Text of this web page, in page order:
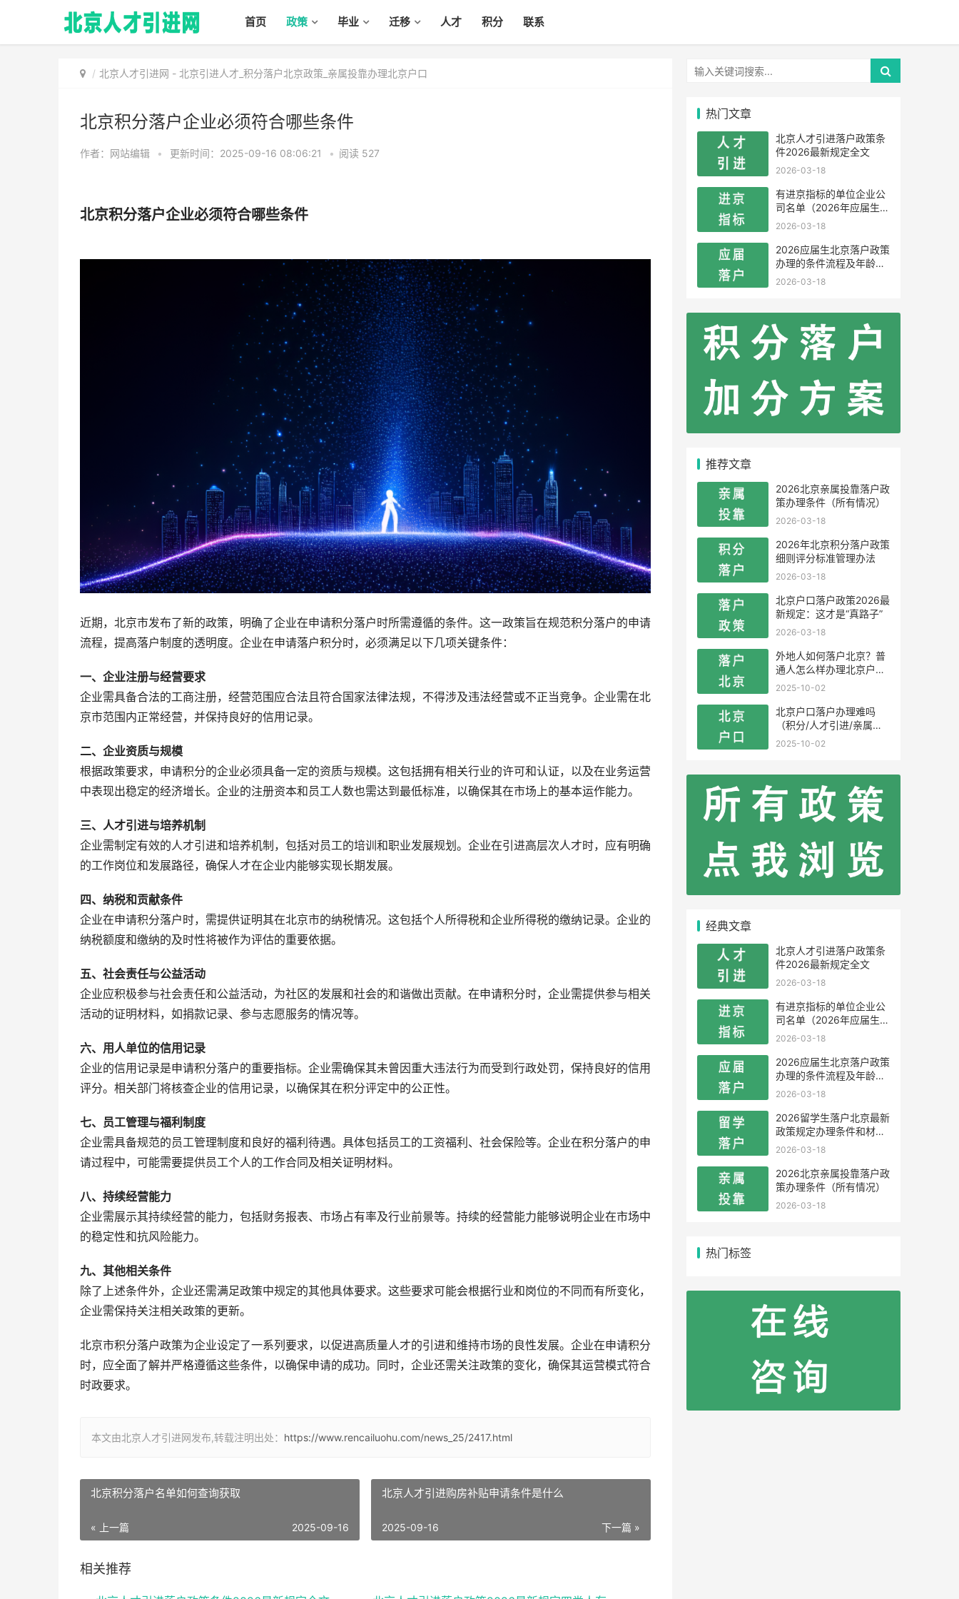
首页 政策 毕业 迁移 人才 积分 联系
北京人才引进网 - 北京引进人才_积分落户北京政策_亲属投靠办理北京户口
北京积分落户企业必须符合哪些条件
作者：网站编辑 • 更新时间：2025-09-16 08:06:21 • 阅读 527
北京积分落户企业必须符合哪些条件
近期，北京市发布了新的政策，明确了企业在申请积分落户时所需遵循的条件。这一政策旨在规范积分落户的申请
流程，提高落户制度的透明度。企业在申请落户积分时，必须满足以下几项关键条件：
一、企业注册与经营要求
企业需具备合法的工商注册，经营范围应合法且符合国家法律法规，不得涉及违法经营或不正当竞争。企业需在北
京市范围内正常经营，并保持良好的信用记录。
二、企业资质与规模
根据政策要求，申请积分的企业必须具备一定的资质与规模。这包括拥有相关行业的许可和认证，以及在业务运营
中表现出稳定的经济增长。企业的注册资本和员工人数也需达到最低标准，以确保其在市场上的基本运作能力。
三、人才引进与培养机制
企业需制定有效的人才引进和培养机制，包括对员工的培训和职业发展规划。企业在引进高层次人才时，应有明确
的工作岗位和发展路径，确保人才在企业内能够实现长期发展。
四、纳税和贡献条件
企业在申请积分落户时，需提供证明其在北京市的纳税情况。这包括个人所得税和企业所得税的缴纳记录。企业的
纳税额度和缴纳的及时性将被作为评估的重要依据。
五、社会责任与公益活动
企业应积极参与社会责任和公益活动，为社区的发展和社会的和谐做出贡献。在申请积分时，企业需提供参与相关
活动的证明材料，如捐款记录、参与志愿服务的情况等。
六、用人单位的信用记录
企业的信用记录是申请积分落户的重要指标。企业需确保其未曾因重大违法行为而受到行政处罚，保持良好的信用
评分。相关部门将核查企业的信用记录，以确保其在积分评定中的公正性。
七、员工管理与福利制度
企业需具备规范的员工管理制度和良好的福利待遇。具体包括员工的工资福利、社会保险等。企业在积分落户的申
请过程中，可能需要提供员工个人的工作合同及相关证明材料。
八、持续经营能力
企业需展示其持续经营的能力，包括财务报表、市场占有率及行业前景等。持续的经营能力能够说明企业在市场中
的稳定性和抗风险能力。
九、其他相关条件
除了上述条件外，企业还需满足政策中规定的其他具体要求。这些要求可能会根据行业和岗位的不同而有所变化，
企业需保持关注相关政策的更新。
北京市积分落户政策为企业设定了一系列要求，以促进高质量人才的引进和维持市场的良性发展。企业在申请积分
时，应全面了解并严格遵循这些条件，以确保申请的成功。同时，企业还需关注政策的变化，确保其运营模式符合
时政要求。
本文由北京人才引进网发布,转载注明出处： https://www.rencailuohu.com/news_25/2417.html
北京积分落户名单如何查询获取
« 上一篇 2025-09-16
北京人才引进购房补贴申请条件是什么
下一篇 »
2025-09-16
相关推荐
热门文章
北京人才引进落户政策条
件2026最新规定全文
2026-03-18
有进京指标的单位企业公
司名单（2026年应届生留
学生）
2026-03-18
2026应届生北京落户政策
办理的条件流程及年龄限
制
2026-03-18
推荐文章
2026北京亲属投靠落户政
策办理条件（所有情况）
2026-03-18
2026年北京积分落户政策
细则评分标准管理办法
2026-03-18
北京户口落户政策2026最
新规定：这才是“真路子”
2026-03-18
外地人如何落户北京？普
通人怎么样办理北京户
口？
2025-10-02
北京户口落户办理难吗
（积分/人才引进/亲属投
靠）
2025-10-02
经典文章
北京人才引进落户政策条
件2026最新规定全文
2026-03-18
有进京指标的单位企业公
司名单（2026年应届生留
学生）
2026-03-18
2026应届生北京落户政策
办理的条件流程及年龄限
制
2026-03-18
2026留学生落户北京最新
政策规定办理条件和材料
及流程
2026-03-18
2026北京亲属投靠落户政
策办理条件（所有情况）
2026-03-18
热门标签